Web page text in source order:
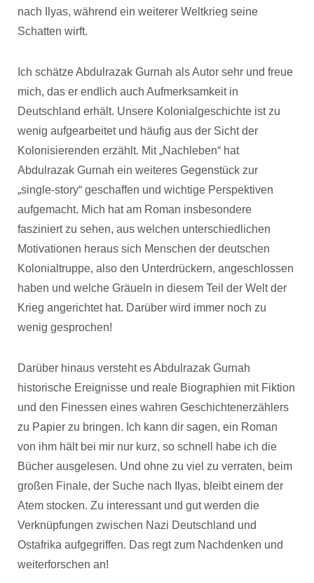
nach Ilyas, während ein weiterer Weltkrieg seine
Schatten wirft.
Ich schätze Abdulrazak Gurnah als Autor sehr und freue
mich, das er endlich auch Aufmerksamkeit in
Deutschland erhält. Unsere Kolonialgeschichte ist zu
wenig aufgearbeitet und häufig aus der Sicht der
Kolonisierenden erzählt. Mit „Nachleben“ hat
Abdulrazak Gurnah ein weiteres Gegenstück zur
„single-story“ geschaffen und wichtige Perspektiven
aufgemacht. Mich hat am Roman insbesondere
fasziniert zu sehen, aus welchen unterschiedlichen
Motivationen heraus sich Menschen der deutschen
Kolonialtruppe, also den Unterdrückern, angeschlossen
haben und welche Gräueln in diesem Teil der Welt der
Krieg angerichtet hat. Darüber wird immer noch zu
wenig gesprochen!
Darüber hinaus versteht es Abdulrazak Gurnah
historische Ereignisse und reale Biographien mit Fiktion
und den Finessen eines wahren Geschichtenerzählers
zu Papier zu bringen. Ich kann dir sagen, ein Roman
von ihm hält bei mir nur kurz, so schnell habe ich die
Bücher ausgelesen. Und ohne zu viel zu verraten, beim
großen Finale, der Suche nach Ilyas, bleibt einem der
Atem stocken. Zu interessant und gut werden die
Verknüpfungen zwischen Nazi Deutschland und
Ostafrika aufgegriffen. Das regt zum Nachdenken und
weiterforschen an!